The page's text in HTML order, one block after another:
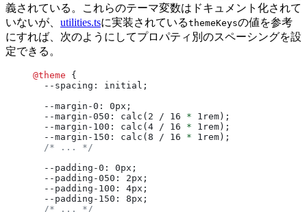
義されている。これらのテーマ変数はドキュメント化されて
いないが、 utilities.tsに実装されているthemeKeysの値を参考
にすれば、次のようにしてプロパティ別のスペーシングを設
定できる。
@theme {
  --spacing: initial;
  --margin-0: 0px;
  --margin-050: calc(2 / 16
* 1rem);
  --margin-100: calc(4 / 16
* 1rem);
  --margin-150: calc(8 / 16
* 1rem);
  /* ... */
  --padding-0: 0px;
  --padding-050: 2px;
  --padding-100: 4px;
  --padding-150: 8px;
  /* ... */